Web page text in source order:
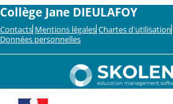
Collège Jane DIEULAFOY
Contacts Mentions légales Chartes d'utilisation
Données personnelles